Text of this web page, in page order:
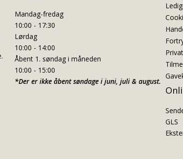
Mandag-fredag
10:00 - 17:30
Lørdag
10:00 - 14:00
Åbent 1. søndag i måneden
10:00 - 15:00
*Der er ikke åbent søndage i juni, juli & august.
GLS